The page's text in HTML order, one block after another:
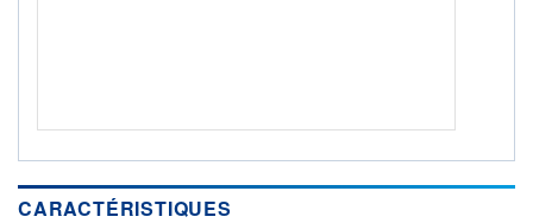
CARACTÉRISTIQUES